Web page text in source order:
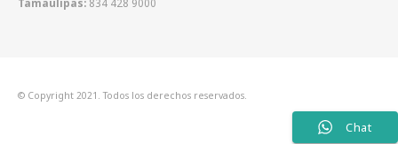
© Copyright 2021. Todos los derechos reservados.
Chat